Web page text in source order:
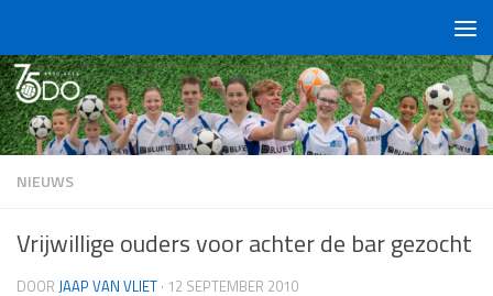
NIEUWS
Vrijwillige ouders voor achter de bar gezocht
DOOR JAAP VAN VLIET · 12 SEPTEMBER 2010